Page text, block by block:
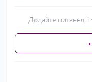
Додайте питання,